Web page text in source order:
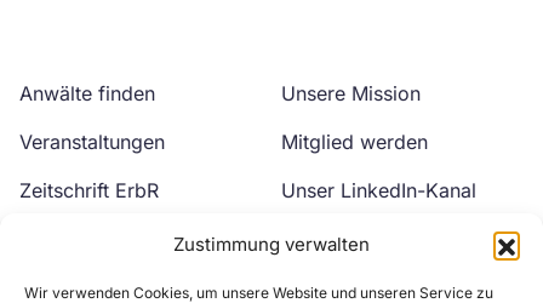
Zustimmung verwalten
Wir verwenden Cookies, um unsere Website und unseren Service zu
Anwälte finden
Veranstaltungen
Zeitschrift ErbR
Unsere Mission
Mitglied werden
Unser LinkedIn-Kanal
Unser YouTube-Kanal